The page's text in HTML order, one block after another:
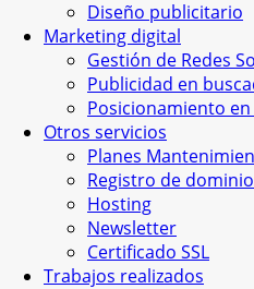
Diseño publicitario
Marketing digital
Gestión de Redes
Publicidad en
Posicionamiento
Otros servicios
Planes
Registro de
Hosting
Newsletter
Certificado SSL
Trabajos realizados